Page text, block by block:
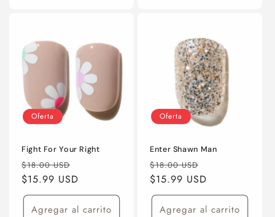
Oferta
Fight For Your Right
Precio
habitual
$18.00 USD
de
oferta
$15.99 USD
Agregar al carrito
Oferta
Enter Shawn Man
Precio
habitual
$18.00 USD
de
oferta
$15.99 USD
Agregar al carrito